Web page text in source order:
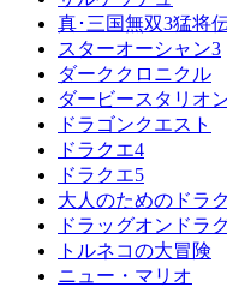
真･三国無双3猛将
スターオーシャン3
ダーククロニクル
ダービースタリオ
ドラゴンクエスト
ドラクエ4
ドラクエ5
大人のためのドラ
ドラッグオンドラ
トルネコの大冒険
ニュー・マリオ